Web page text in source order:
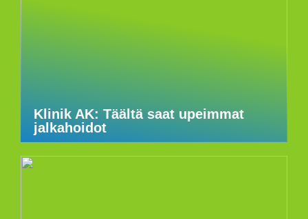
Klinik AK: Täältä saat upeimmat
jalkahoidot